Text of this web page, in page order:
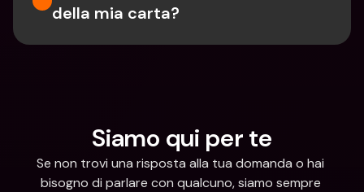
della mia carta?
Siamo qui per te
Se non trovi una risposta alla tua domanda o hai
bisogno di parlare con qualcuno, siamo sempre